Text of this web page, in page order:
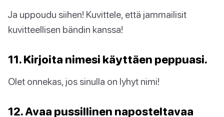
Ja uppoudu siihen! Kuvittele, että jammailisit
kuvitteellisen bändin kanssa!
11. Kirjoita nimesi käyttäen peppuasi.
Olet onnekas, jos sinulla on lyhyt nimi!
12. Avaa pussillinen naposteltavaa